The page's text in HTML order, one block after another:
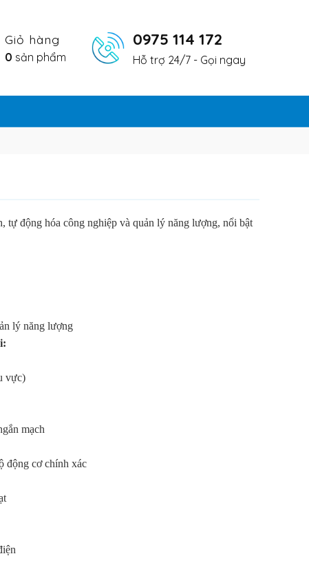
Giỏ hàng
0 sản phẩm
0975 114 172
Hỗ trợ 24/7 - Gọi ngay
tự động hóa công nghiệp và quản lý năng lượng, nổi bật
lý năng lượng
vực)
mạch
động cơ chính xác